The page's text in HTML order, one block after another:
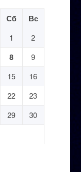
Сб Вс
1
2
8
9
15
16
22
23
29
30